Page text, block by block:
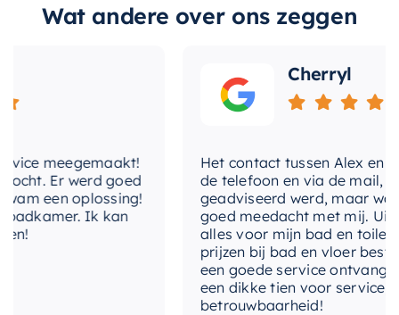
Wat andere over ons zeggen
werd goed
oplossing!
Ik kan
Cherryl
Het contact tussen Alex en ik
de telefoon en via de mail, waarbij
geadviseerd werd, maar waarbij
goed meedacht met mij.
alles voor mijn bad en toilet voor
prijzen bij bad en vloer besteld. Ik
een goede service ontvangen. Van
een dikke tien voor service,
betrouwbaarheid!